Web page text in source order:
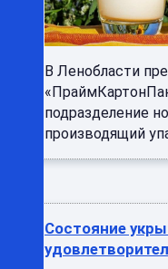
В Ленобласти
подразделение
производящий
Состояние